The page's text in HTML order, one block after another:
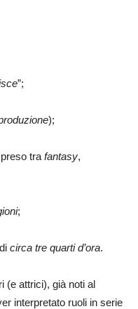
”;
);
tra fantasy,
;
di circa tre quarti d’ora.
(e attrici), già noti al
interpretato ruoli in serie